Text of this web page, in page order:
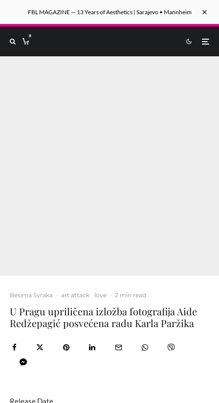
FBL MAGAZINE — 13 Years of Aesthetics | Sarajevo • Mannheim
0
Besima Svraka · art attack love · 2 min read
U Pragu upriličena izložba fotografija Aide
Redžepagić posvećena radu Karla Paržika
Release Date